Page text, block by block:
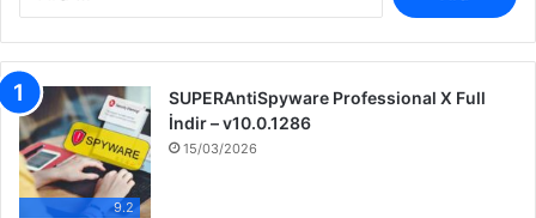
:
9.2
SUPERAntiSpyware Professional X Full
İndir – v10.0.1286
15/03/2026